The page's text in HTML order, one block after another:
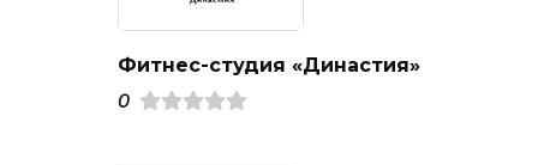
Фитнес-студия «Династия»
0